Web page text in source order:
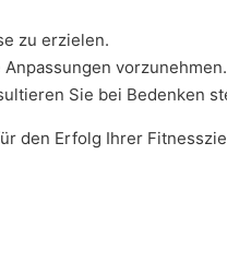
zu erzielen.
vorzunehmen.
Sie bei Bedenken
den Erfolg Ihrer